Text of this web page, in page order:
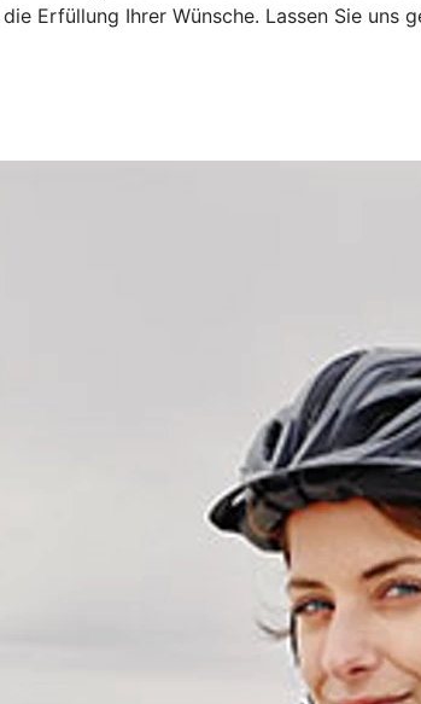
Erfüllung Ihrer Wünsche. Lassen Sie uns